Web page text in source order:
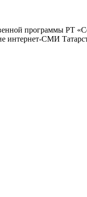
программы РТ
интернет-СМИ